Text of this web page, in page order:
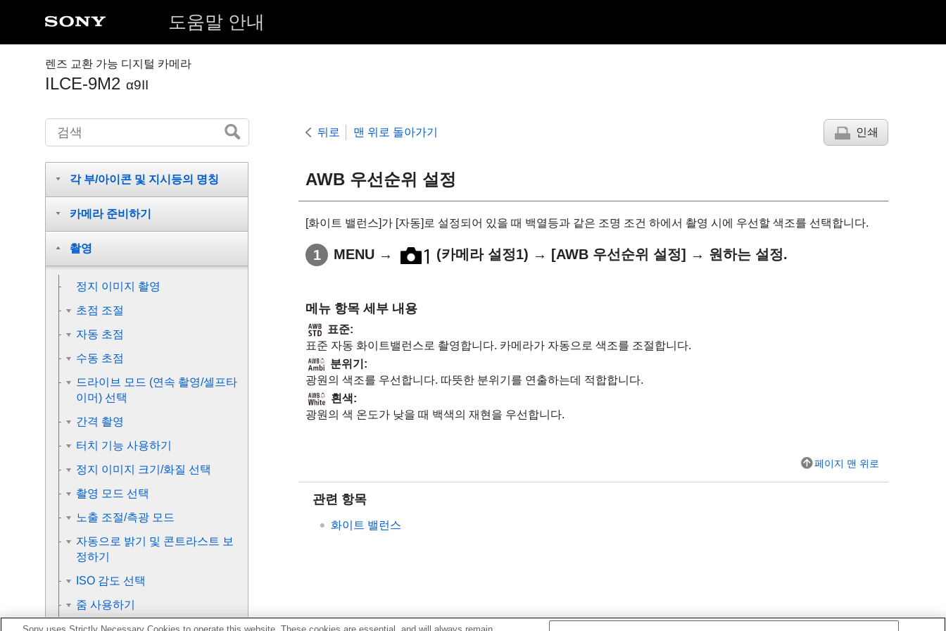
도움말 안내
렌즈 교환 가능 디지털 카메라
ILCE-9M2 α9II
뒤로 맨 위로 돌아가기 인쇄
AWB 우선순위 설정
[화이트 밸런스]가 [자동] 로 설정되어 있을 때 백열등과 같은 조명 조건 하에서 촬영 시에 우선할 색조를 선택합니다.
MENU → (카메라 설정1) → [AWB 우선순위 설정] → 원하는 설정.
메뉴 항목 세부 내용
표준:
표준 자동 화이트밸런스로 촬영합니다. 카메라가 자동으로 색조를 조절합니다.
분위기 :
광원의 색조를 우선합니다. 따뜻한 분위기를 연출하는데 적합합니다.
흰색:
광원의 색 온도가 낮을 때 백색의 재현을 우선합니다.
페이지 맨 위로
관련 항목
화이트 밸런스
각 부/아이콘 및 지시등의 명칭
카메라 준비하기
촬영
정지 이미지 촬영
초점 조절
자동 초점
수동 초점
드라이브 모드 (연속 촬영/셀프타
이머) 선택
간격 촬영
터치 기능 사용하기
정지 이미지 크기/화질 선택
촬영 모드 선택
노출 조절/측광 모드
자동으로 밝기 및 콘트라스트 보
정하기
ISO 감도 선택
줌 사용하기
화이트밸런스